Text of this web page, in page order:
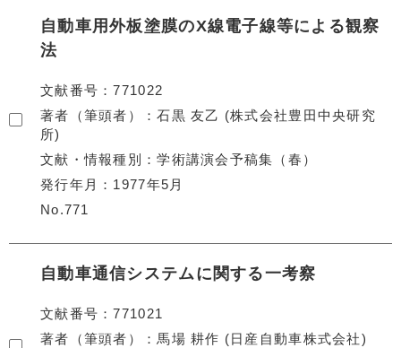
自動車用外板塗膜のX線電子線等による観察
法
文献番号
771022
著者（筆頭者）
石黒 友乙 (株式会社豊田中央研究
所)
文献・情報種別
学術講演会予稿集（春）
発行年月
1977年5月
No.771
自動車通信システムに関する一考察
文献番号
771021
著者（筆頭者）
馬場 耕作 (日産自動車株式会社)